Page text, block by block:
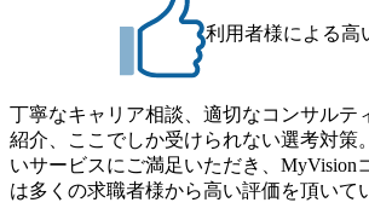
プし、バイタリティーを持ってチャレン
コンサル業界やクライアント動向を把握
や自社への提案などに積極的に関わることが
ケジューリング(優先順位付け含む)など
クスキルが習得できている方
ションサーチになります。 ご経験やスキ
志向性に合わせて、以下のいずれかの役
きます。 ※本求人はレバテック株式会社
す。 ＜ITコンサルタント＞ Webアプリケ
の領域において、大手・ベンチャー・ス
に対する課題解決支援を行います。 直近
模基幹システムにおける最上流のPoC(概
利用者様による高
丁寧なキャリア相談、適切なコンサルテ
紹介、ここでしか受けられない選考対策
いサービスにご満足いただき、MyVision
は多くの求職者様から高い評価を頂いて